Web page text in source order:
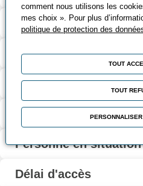
Modalités
Contact
Coût et financement
Modalités
Personne en
Délai d'accès
comment nous utilisons les
mes choix ». Pour plus
politique de protection des
TOUT
TOUT